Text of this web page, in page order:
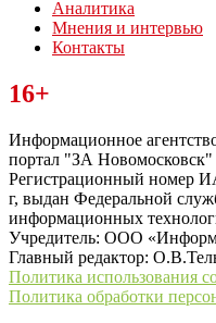
Аналитика
Мнения и интервью
Контакты
Читайте последние
“ЗаНовомосковск”
16+
Информационное
портал "ЗА Новомосковск"
Регистрационный номер
г, выдан Федеральной
информационных
Учредитель: ООО
Главный редактор:
Политика использования
Политика обработки